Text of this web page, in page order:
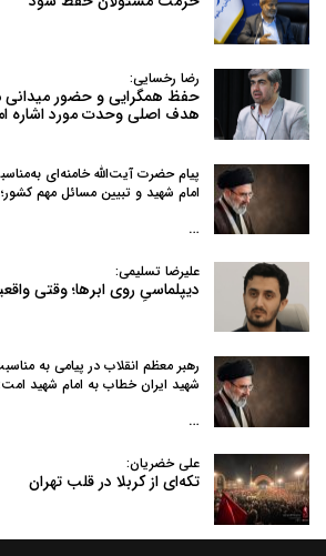
رضا رخسایی:
حفظ همگرایی و حضور میدانی
هدف اصلی وحدت مورد اشاره
پیام حضرت آیت‌الله خامنه‌ای
امام شهید و تبیین مسائل مهم کشور؛
…
علیرضا تسلیمی:
دیپلماسیِ روی ابرها؛ وقتی
رهبر معظم انقلاب در پیامی به‌
شهید ایران خطاب به امام شهید
…
علی خضریان:
تکه‌ای از کربلا در قلب تهران